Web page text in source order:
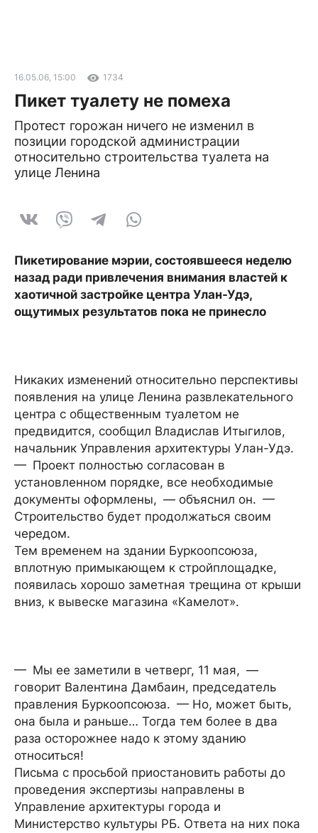
16.05.06, 15:00 1734
Пикет туалету не помеха
Протест горожан ничего не изменил в
позиции городской администрации
относительно строительства туалета на
улице Ленина
Пикетирование мэрии, состоявшееся неделю
назад ради привлечения внимания властей к
хаотичной застройке центра Улан-Удэ,
ощутимых результатов пока не принесло
Никаких изменений относительно перспективы
появления на улице Ленина развлекательного
центра с общественным туалетом не
предвидится, сообщил Владислав Итыгилов,
начальник Управления архитектуры Улан-Удэ.
— Проект полностью согласован в
установленном порядке, все необходимые
документы оформлены, — объяснил он. —
Строительство будет продолжаться своим
чередом.
Тем временем на здании Буркоопсоюза,
вплотную примыкающем к стройплощадке,
появилась хорошо заметная трещина от крыши
вниз, к вывеске магазина «Камелот».
— Мы ее заметили в четверг, 11 мая, —
говорит Валентина Дамбаин, председатель
правления Буркоопсоюза. — Но, может быть,
она была и раньше… Тогда тем более в два
раза осторожнее надо к этому зданию
относиться!
Письма с просьбой приостановить работы до
проведения экспертизы направлены в
Управление архитектуры города и
Министерство культуры РБ. Ответа на них пока